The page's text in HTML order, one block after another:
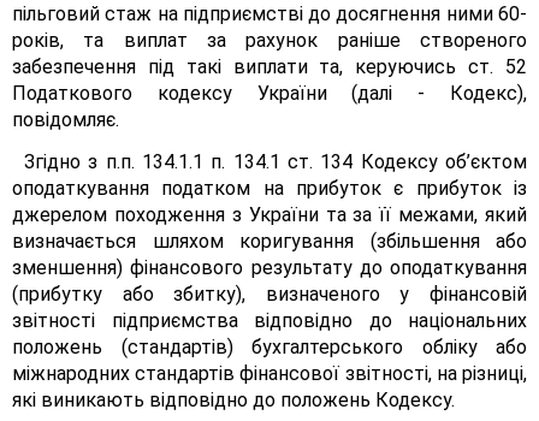
пільговий стаж на підприємстві до досягнення ними 60-
років, та виплат за рахунок раніше створеного
забезпечення під такі виплати та, керуючись ст. 52
Податкового кодексу України (далі - Кодекс),
повідомляє.
Згідно з п.п. 134.1.1 п. 134.1 ст. 134 Кодексу об’єктом
оподаткування податком на прибуток є прибуток із
джерелом походження з України та за її межами, який
визначається шляхом коригування (збільшення або
зменшення) фінансового результату до оподаткування
(прибутку або збитку), визначеного у фінансовій
звітності підприємства відповідно до національних
положень (стандартів) бухгалтерського обліку або
міжнародних стандартів фінансової звітності, на різниці,
які виникають відповідно до положень Кодексу.